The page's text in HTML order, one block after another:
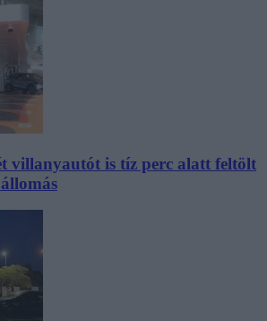
villanyautót is tíz perc alatt feltölt